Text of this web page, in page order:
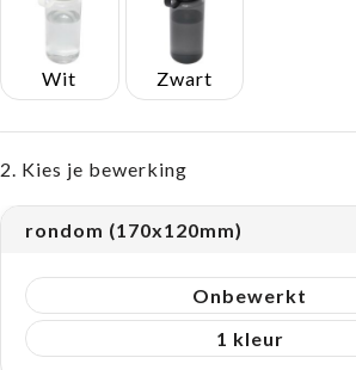
Wit Zwart
2. Kies je bewerking
rondom (170x120mm)
Onbewerkt
1